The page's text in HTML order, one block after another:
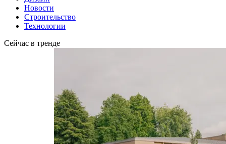
Новости
Строительство
Технологии
Сейчас в тренде